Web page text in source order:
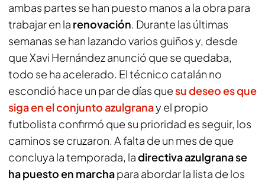
ambas partes se han puesto manos a la obra para
trabajar en la renovación. Durante las últimas
semanas se han lazando varios guiños y, desde
que Xavi Hernández anunció que se quedaba,
todo se ha acelerado. El técnico catalán no
escondió hace un par de días quesu deseo es que
siga en el conjunto azulgranay el propio
futbolista confirmó que su prioridad es seguir, los
caminos se cruzaron. A falta de un mes de que
concluya la temporada, ladirectiva azulgrana se
ha puesto en marchapara abordar la lista de los